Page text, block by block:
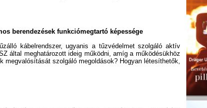
berendezések funkciómegtartó képessége
kábelrendszer, ugyanis a tűzvédelmet szolgáló aktív
által meghatározott ideig működni, amíg a működésükhöz
szolgáló megoldások? Hogyan létesíthetők,